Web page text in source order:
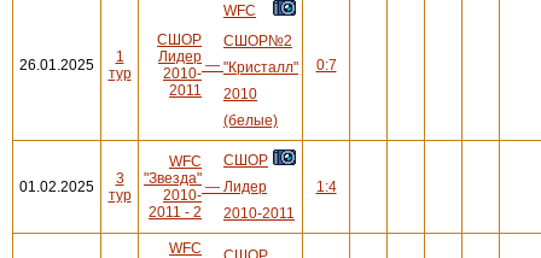
26.01.2025
1
тур
СШОР
Лидер
2010-
2011
—
WFC
СШОР№2
"Кристалл"
2010
(белые)
0:7
01.02.2025
3
тур
WFC
"Звезда"
2010-
2011 - 2
—
СШОР
Лидер
2010-2011
1:4
WFC